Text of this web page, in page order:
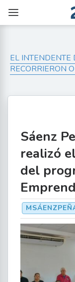
EL INTENDENTE
RECORRIERON
Sáenz
realizó
del